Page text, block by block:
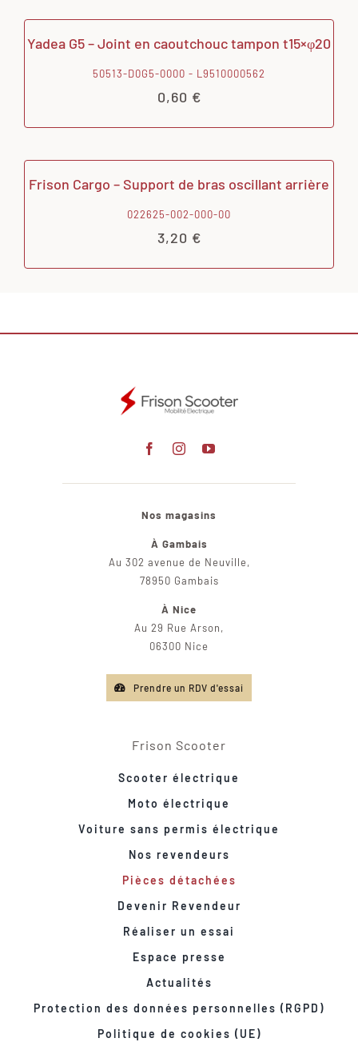
Yadea G5 – Joint en caoutchouc tampon t15×φ20
50513-D0G5-0000 - L9510000562
0,60 €
Frison Cargo – Support de bras oscillant arrière
022625-002-000-00
3,20 €
Nos magasins
À Gambais
Au 302 avenue de Neuville,
78950 Gambais
À Nice
Au 29 Rue Arson,
06300 Nice
Prendre un RDV d'essai
Frison Scooter
Scooter électrique
Moto électrique
Voiture sans permis électrique
Nos revendeurs
Pièces détachées
Devenir Revendeur
Réaliser un essai
Espace presse
Actualités
Protection des données personnelles (RGPD)
Politique de cookies (UE)